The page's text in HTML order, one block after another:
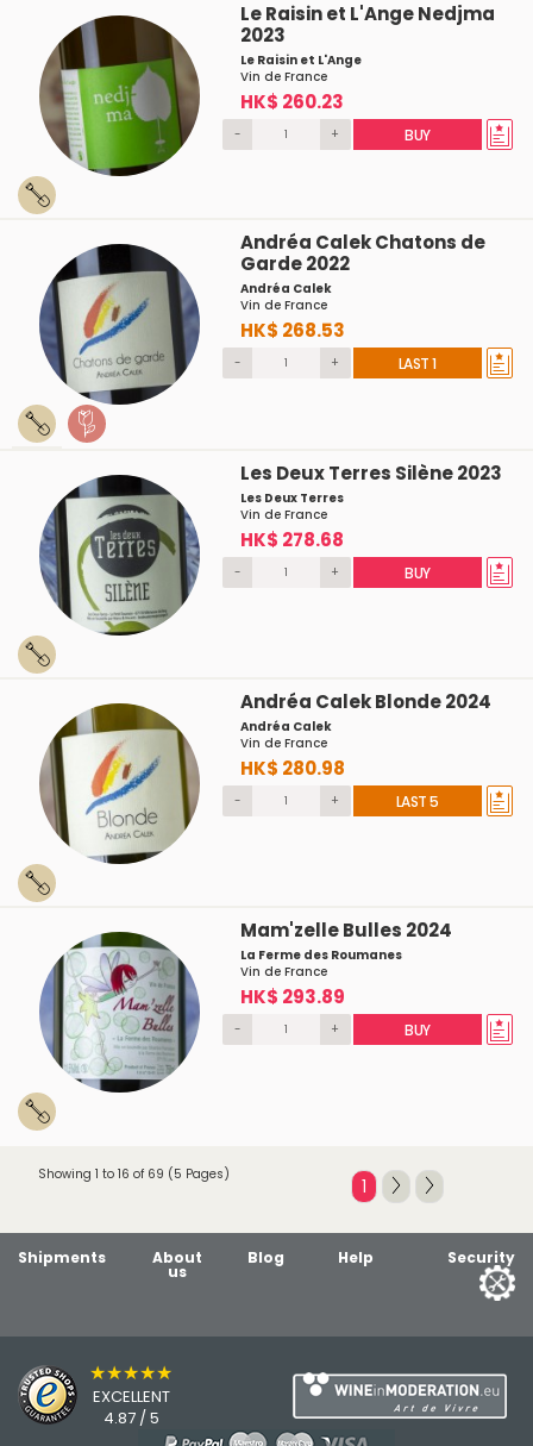
Le Raisin et L'Ange Nedjma
2023
Le Raisin et L'Ange
Vin de France
HK$ 260.23
- + BUY
Andréa Calek Chatons de
Garde 2022
Andréa Calek
Vin de France
HK$ 268.53
- + LAST 1
Les Deux Terres Silène 2023
Les Deux Terres
Vin de France
HK$ 278.68
- + BUY
Andréa Calek Blonde 2024
Andréa Calek
Vin de France
HK$ 280.98
- + LAST 5
Mam'zelle Bulles 2024
La Ferme des Roumanes
Vin de France
HK$ 293.89
- + BUY
Showing 1 to 16 of 69 (5 Pages)
1
Shipments About
us
Blog Help Security
★★★★★
EXCELLENT
4.87 / 5